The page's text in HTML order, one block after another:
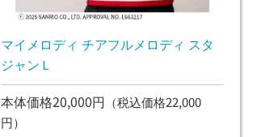
マイメロディ チアフルメロディ スタ
ジャンＬ
本体価格20,000円 （税込価格22,000
円）